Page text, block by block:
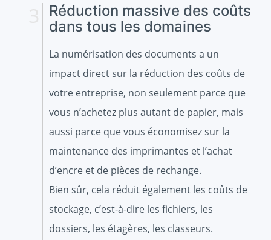
Réduction massive des coûts
dans tous les domaines
La numérisation des documents a un
impact direct sur la réduction des coûts de
votre entreprise, non seulement parce que
vous n’achetez plus autant de papier, mais
aussi parce que vous économisez sur la
maintenance des imprimantes et l’achat
d’encre et de pièces de rechange.
Bien sûr, cela réduit également les coûts de
stockage, c’est-à-dire les fichiers, les
dossiers, les étagères, les classeurs.